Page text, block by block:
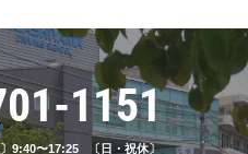
はどれくらいかかる？
1151
9:40〜17:25 〔日・祝休〕